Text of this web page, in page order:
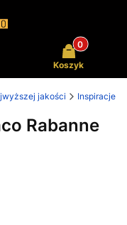
Produkty w
Koszyk
jakości Inspiracje
Rabanne